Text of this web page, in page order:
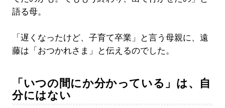
語る母。
「遅くなったけど、子育て卒業」と言う母親に、遠
藤は「おつかれさま」と伝えるのでした。
「いつの間にか分かっている」は、自
分にはない